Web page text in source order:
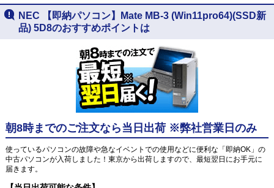
NEC 【即納パソコン】Mate MB-3 (Win11pro64)(SSD新
品) 5D8のおすすめポイントは
朝8時までのご注文なら当日出荷 ※弊社営業日のみ
使っているパソコンの故障や急なイベントでの使用などに便利な「即納OK」の
中古パソコンが入荷しました！東京から出荷しますので、最短翌日にお手元に
届きます。